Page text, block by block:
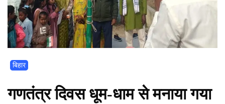
बिहार
गणतंत्र दिवस धूम-धाम से मनाया गया